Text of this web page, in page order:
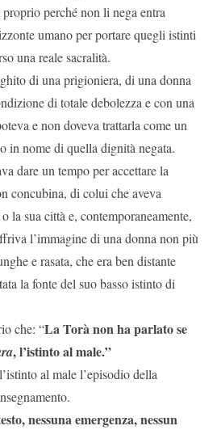
perché non li nega entra
umano per portare quegli istinti
una reale sacralità.
di una prigioniera, di una donna
di totale debolezza e con una
e non doveva trattarla come un
in nome di quella dignità negata.
dare un tempo per accettare la
concubina, di colui che aveva
la sua città e, contemporaneamente,
l’immagine di una donna non più
e rasata, che era ben distante
la fonte del suo basso istinto di
che: “La Torà non ha parlato se
, l’istinto al male.”
al male l’episodio della
nessuna emergenza, nessun